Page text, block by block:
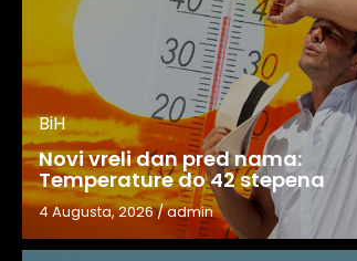
BiH
Novi vreli dan pred nama:
Temperature do 42 stepena
4 Augusta, 2026/admin